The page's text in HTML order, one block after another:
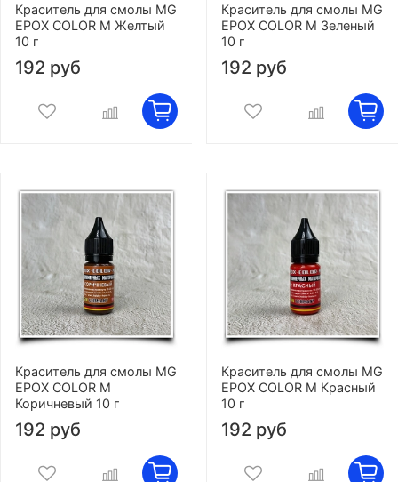
Краситель для смолы MG
EPOX COLOR M Желтый
10 г
192 руб
Краситель для смолы MG
EPOX COLOR M Зеленый
10 г
192 руб
Краситель для смолы MG
EPOX COLOR M
Коричневый 10 г
192 руб
Краситель для смолы MG
EPOX COLOR M Красный
10 г
192 руб